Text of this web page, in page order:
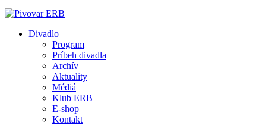
Divadlo
Program
Príbeh divadla
Archív
Aktuality
Médiá
Klub ERB
E-shop
Kontakt